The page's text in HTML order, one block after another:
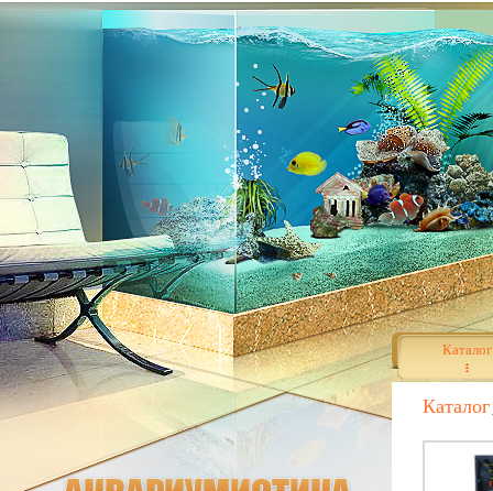
Каталог
Каталог